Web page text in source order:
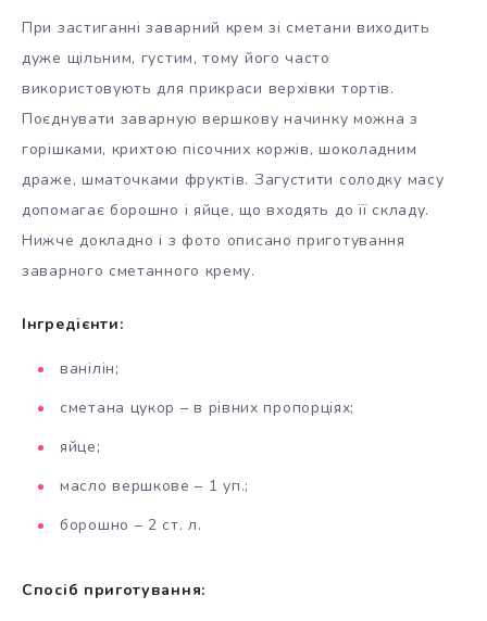
При застиганні заварний крем зі сметани виходить
дуже щільним, густим, тому його часто
використовують для прикраси верхівки тортів.
Поєднувати заварную вершкову начинку можна з
горішками, крихтою пісочних коржів, шоколадним
драже, шматочками фруктів. Загустити солодку масу
допомагає борошно і яйце, що входять до її складу.
Нижче докладно і з фото описано приготування
заварного сметанного крему.
Інгредієнти:
ванілін;
сметана цукор – в рівних пропорціях;
яйце;
масло вершкове – 1 уп.;
борошно – 2 ст. л.
Спосіб приготування: